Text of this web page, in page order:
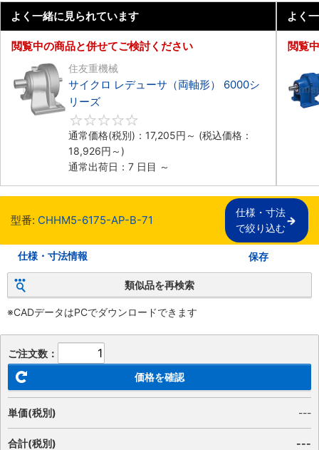
よく一緒に見られています
閲覧中の商品と併せてご検討ください
住友重機械
サイクロ レデューサ（両軸形） 6000シ
リーズ
通常価格(税別)： 17,205円 ～ (税込価格：
18,926円 ～)
通常出荷日：7 日目 ～
よく
閲覧
型番: CHHM5-6175-AP-B-71
仕様・寸法
で絞り込む
仕様・寸法情報 保存
類似品を再検索
※CADデータはPCでダウンロードできます
ご注文数：
価格を確認
単価(税別) ---
合計(税別)
---